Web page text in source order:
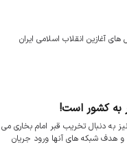
آغازین انقلاب اسلامی ایران
به کشور است!
به دنبال تخریب قبر امام بخاری می
و هدف شبکه های آنها ورود جریان